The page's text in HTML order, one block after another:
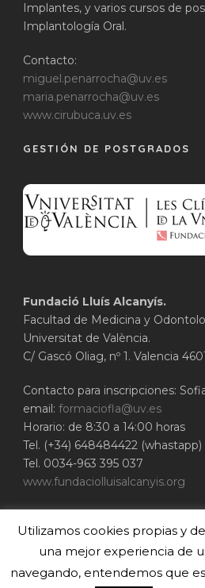
Implantes, y varios cursos de
Implantología Oral.
Contacto:
miguel.penarrocha@uv.es
maria.penarrocha@uv.es
www.cirubuca.uv.es
GESTIÓN DE POSTGRADOS
Fundació Lluís Alcanyís.
Facultad de Medicina y
Universitat de València.
C/ Gascó Oliag, nº 1. Valencia
Contacto para inscripciones:
email: formaciofla@uv.es
Horario: de 8:30 a 14:00 horas
Tel. (+34) 648484422 (whastapp)
Tel. 0034-963 395 037
www.fundaciolluisalcanyis.org
ValenciaUniversitat de València
www.adeituv.es
Utilizamos cookies propias y
una mejor experiencia de
navegando, entendemos que